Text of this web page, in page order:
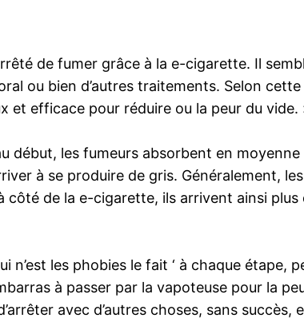
de fumer grâce à la e-cigarette. Il
ou bien d’autres traitements. Selon
et efficace pour réduire ou la peur du vide.
début, les fumeurs absorbent en
à se produire de gris. Généralement,
côté de la e-cigarette, ils arrivent ainsi
les phobies le fait ‘ à chaque étape,
à passer par la vapoteuse pour la
avec d’autres choses, sans succès,